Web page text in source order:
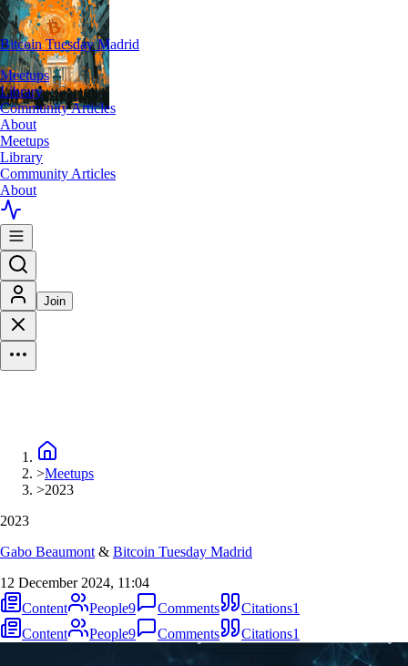
Bitcoin Tuesday Madrid
Meetups
Library
Community Articles
About
Meetups
Library
Community Articles
About
Join
>Meetups
>2023
2023
Gabo Beaumont & Bitcoin Tuesday Madrid
12 December 2024, 11:04
Content
People9 Comments Citations1
Content
People9 Comments Citations1